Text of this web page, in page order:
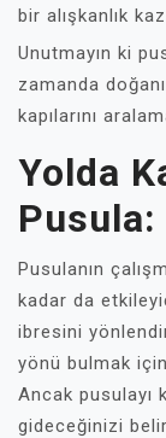
bir alışkanlık
Unutmayın ki
zamanda
kapılarını
Yolda
Pusula:
Pusulanın
kadar da
ibresini
yönü bulmak
Ancak pusulayı
gideceğinizi